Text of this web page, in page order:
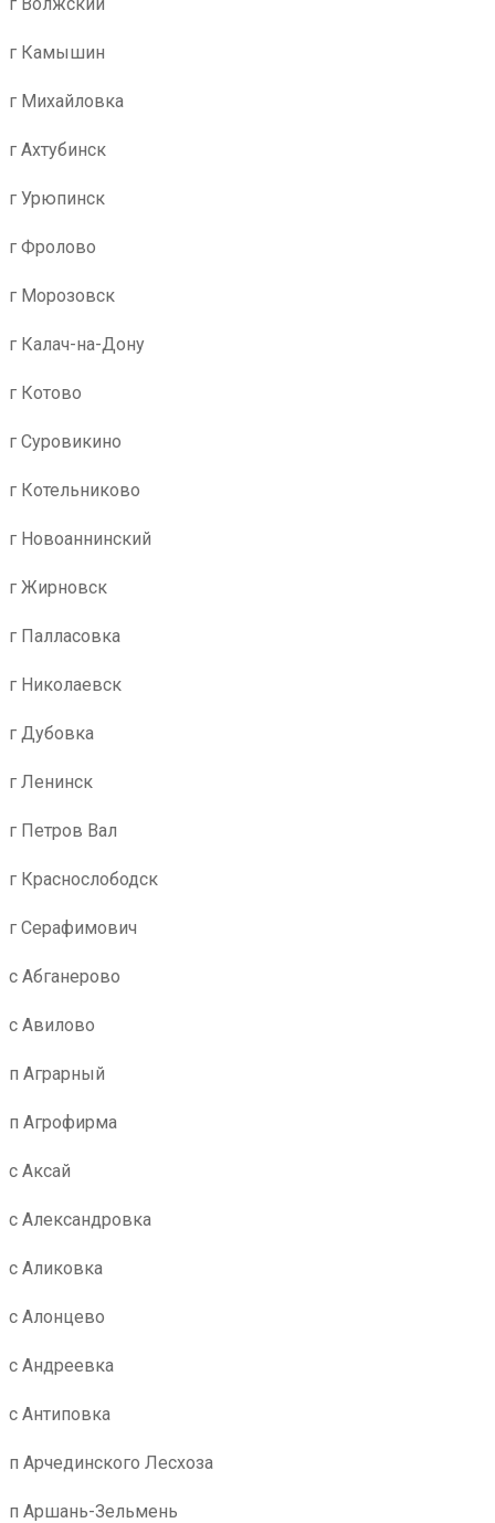
г Камышин
г Михайловка
г Ахтубинск
г Урюпинск
г Фролово
г Морозовск
г Калач-на-Дону
г Котово
г Суровикино
г Котельниково
г Новоаннинский
г Жирновск
г Палласовка
г Николаевск
г Дубовка
г Ленинск
г Петров Вал
г Краснослободск
г Серафимович
с Абганерово
с Авилово
п Аграрный
п Агрофирма
с Аксай
с Александровка
с Аликовка
с Алонцево
с Андреевка
с Антиповка
п Арчединского Лесхоза
п Аршань-Зельмень